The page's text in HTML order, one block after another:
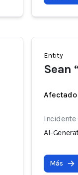
Entity
Sean
Incidente
AI-
Más